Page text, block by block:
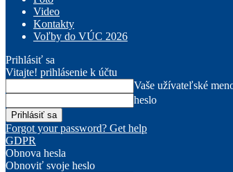
Video
Kontakty
Voľby do VÚC 2026
Prihlásiť sa
Vitajte! prihlásenie k účtu
Vaše užívateľské
heslo
Forgot your password? Get help
GDPR
Obnova hesla
Obnoviť svoje heslo